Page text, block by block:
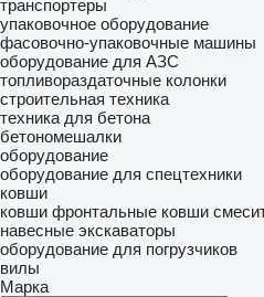
транспортеры
упаковочное оборудование
фасовочно-упаковочные машины
оборудование для АЗС
топливораздаточные колонки
строительная техника
техника для бетона
бетономешалки
оборудование
оборудование для спецтехники
ковши
ковши фронтальные ковши
навесные экскаваторы
оборудование для погрузчиков
вилы
Марка